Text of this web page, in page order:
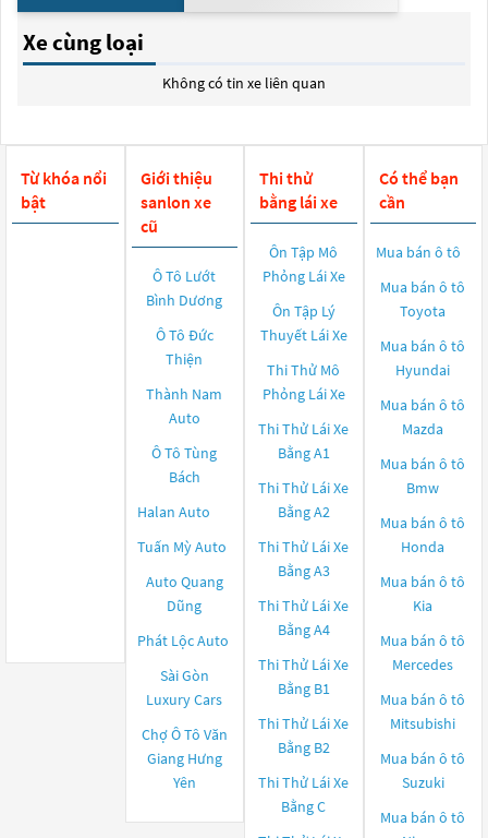
Xe cùng loại
Không có tin xe liên quan
Từ khóa nổi
bật
Giới thiệu
sanlon xe
cũ
Ô Tô Lướt
Bình Dương
Ô Tô Đức
Thiện
Thành Nam
Auto
Ô Tô Tùng
Bách
Halan Auto
Tuấn Mỳ Auto
Auto Quang
Dũng
Phát Lộc Auto
Sài Gòn
Luxury Cars
Chợ Ô Tô Văn
Giang Hưng
Yên
Thi thử
bằng lái xe
Ôn Tập Mô
Phỏng Lái Xe
Ôn Tập Lý
Thuyết Lái Xe
Thi Thử Mô
Phỏng Lái Xe
Thi Thử Lái Xe
Bằng A1
Thi Thử Lái Xe
Bằng A2
Thi Thử Lái Xe
Bằng A3
Thi Thử Lái Xe
Bằng A4
Thi Thử Lái Xe
Bằng B1
Thi Thử Lái Xe
Bằng B2
Thi Thử Lái Xe
Bằng C
Có thể bạn
cần
Mua bán ô tô
Mua bán ô tô
Toyota
Mua bán ô tô
Hyundai
Mua bán ô tô
Mazda
Mua bán ô tô
Bmw
Mua bán ô tô
Honda
Mua bán ô tô
Kia
Mua bán ô tô
Mercedes
Mua bán ô tô
Mitsubishi
Mua bán ô tô
Suzuki
Mua bán ô tô